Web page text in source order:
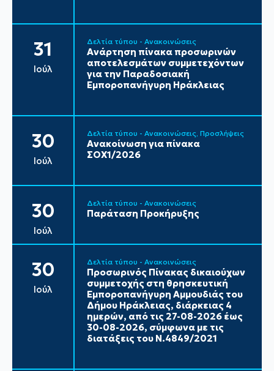
31
Ιούλ
Δελτία τύπου - Ανακοινώσεις
Ανάρτηση πίνακα προσωρινών
αποτελεσμάτων συμμετεχόντων
για την Παραδοσιακή
Εμποροπανήγυρη Ηράκλειας
30
Ιούλ
Δελτία τύπου - Ανακοινώσεις Προσλήψεις
Ανακοίνωση για πίνακα
ΣΟΧ1/2026
30
Ιούλ
Δελτία τύπου - Ανακοινώσεις
Παράταση Προκήρυξης
30
Ιούλ
Δελτία τύπου - Ανακοινώσεις
Προσωρινός Πίνακας δικαιούχων
συμμετοχής στη θρησκευτική
Εμποροπανήγυρη Αμμουδιάς του
Δήμου Ηράκλειας, διάρκειας 4
ημερών, από τις 27-08-2026 έως
30-08-2026, σύμφωνα με τις
διατάξεις του Ν.4849/2021